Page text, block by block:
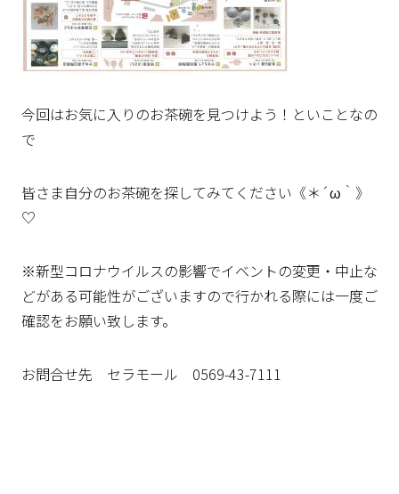
今回はお気に入りのお茶碗を見つけよう！といことなの
で
皆さま自分のお茶碗を探してみてください《＊´ω｀》
♡
※新型コロナウイルスの影響でイベントの変更・中止な
どがある可能性がございますので行かれる際には一度ご
確認をお願い致します。
お問合せ先 セラモール 0569-43-7111